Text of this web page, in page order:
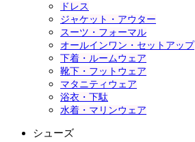
ドレス
ジャケット・アウター
スーツ・フォーマル
オールインワン・セットアップ
下着・ルームウェア
靴下・フットウェア
マタニティウェア
浴衣・下駄
水着・マリンウェア
シューズ